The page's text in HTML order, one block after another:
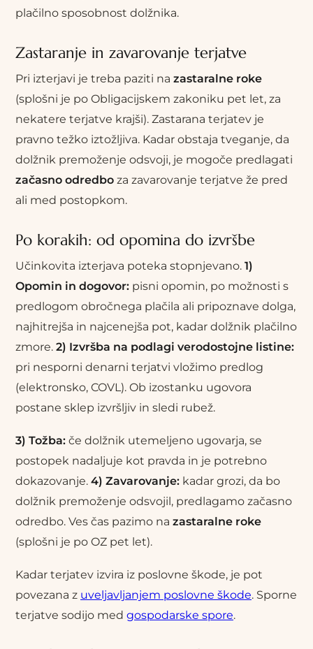
plačilno sposobnost dolžnika.
Zastaranje in zavarovanje terjatve
Pri izterjavi je treba paziti na zastaralne roke
(splošni je po Obligacijskem zakoniku pet let, za
nekatere terjatve krajši). Zastarana terjatev je
pravno težko iztožljiva. Kadar obstaja tveganje, da
dolžnik premoženje odsvoji, je mogoče predlagati
začasno odredbo za zavarovanje terjatve že pred
ali med postopkom.
Po korakih: od opomina do izvršbe
Učinkovita izterjava poteka stopnjevano. 1)
Opomin in dogovor: pisni opomin, po možnosti s
predlogom obročnega plačila ali pripoznave dolga,
najhitrejša in najcenejša pot, kadar dolžnik plačilno
zmore. 2) Izvršba na podlagi verodostojne listine:
pri nesporni denarni terjatvi vložimo predlog
(elektronsko, COVL). Ob izostanku ugovora
postane sklep izvršljiv in sledi rubež.
3) Tožba: če dolžnik utemeljeno ugovarja, se
postopek nadaljuje kot pravda in je potrebno
dokazovanje. 4) Zavarovanje: kadar grozi, da bo
dolžnik premoženje odsvojil, predlagamo začasno
odredbo. Ves čas pazimo na zastaralne roke
(splošni je po OZ pet let).
Kadar terjatev izvira iz poslovne škode, je pot
povezana z uveljavljanjem poslovne škode. Sporne
terjatve sodijo med gospodarske spore.